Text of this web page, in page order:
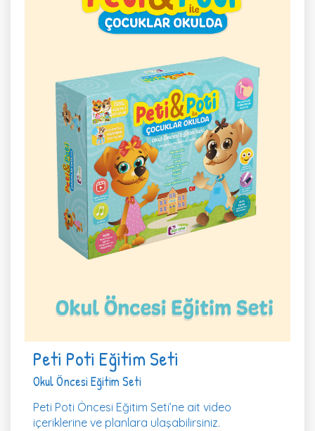
Peti Poti Eğitim Seti
Okul Öncesi Eğitim Seti
Peti Poti Öncesi Eğitim Seti’ne ait video
içeriklerine ve planlara ulaşabilirsiniz.